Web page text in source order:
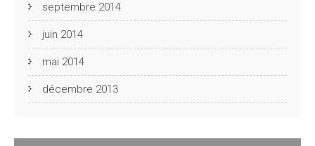
septembre 2014
juin 2014
mai 2014
décembre 2013